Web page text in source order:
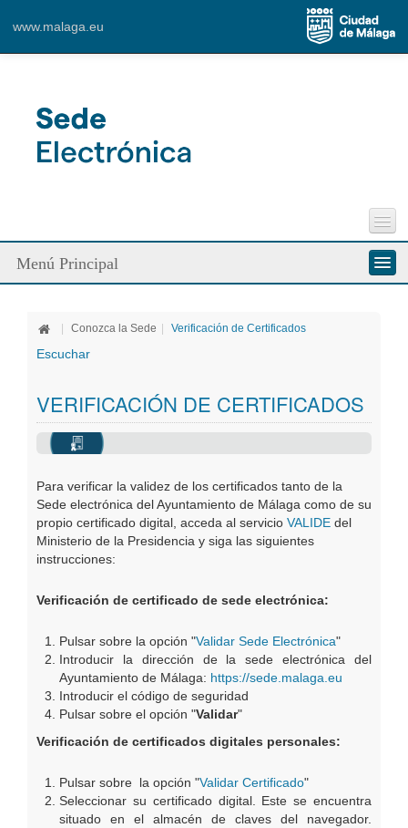
www.malaga.eu
Perfil del Contratante
Incidencias Vía Pública
Menú Principal
Ciudadanos
Oficinas Virtuales
Conozca la Sede Verificación de Certificados
Escuchar
VERIFICACIÓN DE CERTIFICADOS
Para verificar la validez de los certificados tanto de la
Sede electrónica del Ayuntamiento de Málaga como de su
propio certificado digital, acceda al servicio VALIDE del
Ministerio de la Presidencia y siga las siguientes
instrucciones:
Verificación de certificado de sede electrónica:
Pulsar sobre la opción "Validar Sede Electrónica"
Introducir la dirección de la sede electrónica del
Ayuntamiento de Málaga: https://sede.malaga.eu
Introducir el código de seguridad
Pulsar sobre el opción "Validar"
Verificación de certificados digitales personales:
Pulsar sobre la opción "Validar Certificado"
Seleccionar su certificado digital. Este se encuentra
situado en el almacén de claves del navegador.